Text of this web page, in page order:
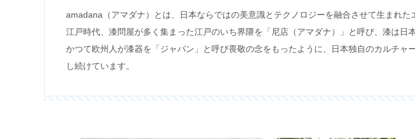
amadana（アマダナ）とは、日本ならではの美意識とテクノロジーを融合させて生まれた
江戸時代、漆問屋が多く集まった江戸のいち界隈を「尼店（アマダナ）」と呼び、漆は日
かつて欧州人が漆器を「ジャパン」と呼び畏敬の念をもったように、日本独自のカルチ
し続けています。